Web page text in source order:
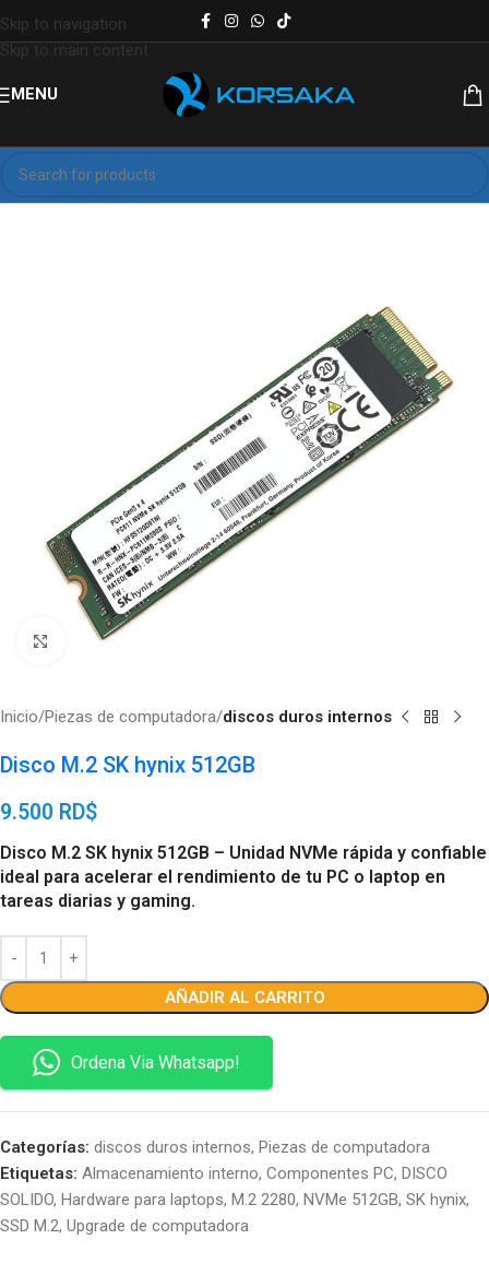
Skip to navigation
Skip to main content
MENU
Click to enlarge
Inicio Piezas de computadora discos duros internos
Disco M.2 SK hynix 512GB
9.500 RD$
Disco M.2 SK hynix 512GB – Unidad NVMe rápida y confiable
ideal para acelerar el rendimiento de tu PC o laptop en
tareas diarias y gaming.
AÑADIR AL CARRITO
Ordena Via Whatsapp!
Categorías: discos duros internos, Piezas de computadora
Etiquetas: Almacenamiento interno, Componentes PC, DISCO
SOLIDO, Hardware para laptops, M.2 2280, NVMe 512GB, SK hynix,
SSD M.2, Upgrade de computadora